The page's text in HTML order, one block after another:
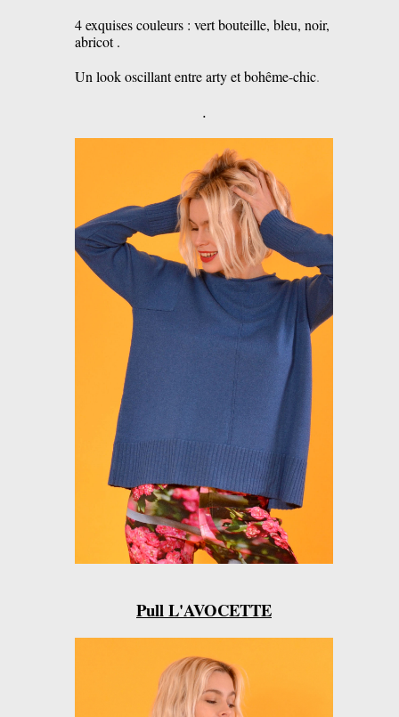
4 exquises couleurs : vert bouteille, bleu, noir,
abricot .
Un look oscillant entre arty et bohême-chic.
.
Pull L'AVOCETTE